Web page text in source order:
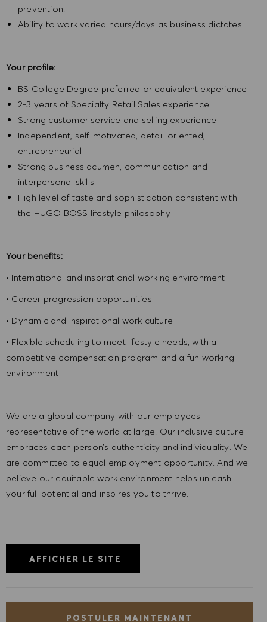
prevention.
Ability to work varied hours/days as business dictates.
Your profile:
BS College Degree preferred or equivalent experience
2-3 years of Specialty Retail Sales experience
Strong customer service and selling experience
Independent, self-motivated, detail-oriented,
entrepreneurial
Strong business acumen, communication and
interpersonal skills
High level of taste and sophistication consistent with
the HUGO BOSS lifestyle philosophy
Your benefits:
• International and inspirational working environment
• Career progression opportunities
• Dynamic and inspirational work culture
• Flexible scheduling to meet lifestyle needs, with a
competitive compensation program and a fun working
environment
We are a global company with our employees
representative of the world at large. Our inclusive culture
embraces each person’s authenticity and individuality. We
are committed to equal employment opportunity. And we
believe our equitable work environment helps unleash
your full potential and inspires you to thrive.
AFFICHER LE SITE
POSTULER MAINTENANT